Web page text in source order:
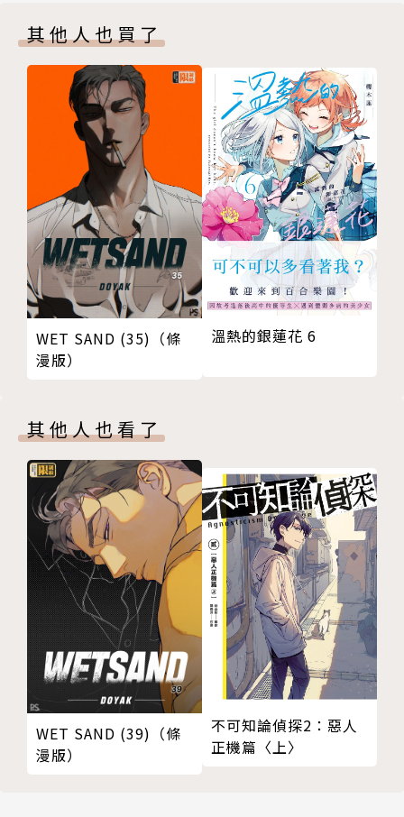
其他人也買了
WET SAND (35)（條
漫版）
溫熱的銀蓮花 6
其他人也看了
WET SAND (39)（條
漫版）
不可知論偵探2：惡人
正機篇〈上〉